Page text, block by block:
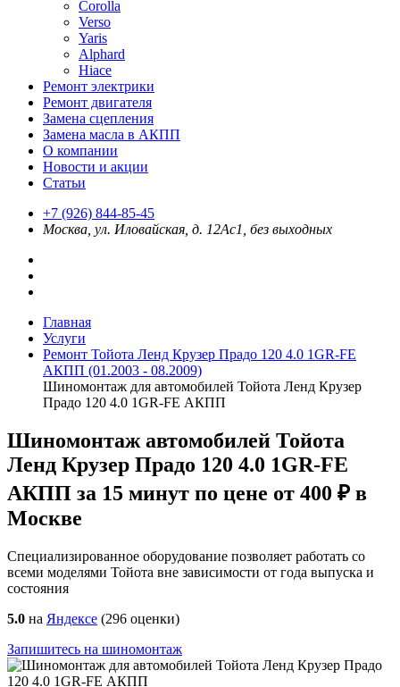
Corolla
Verso
Yaris
Alphard
Hiace
Ремонт электрики
Ремонт двигателя
Замена сцепления
Замена масла в АКПП
О компании
Новости и акции
Статьи
+7 (926) 844-85-45
Москва, ул. Иловайская, д. 12Ас1, без выходных
Главная
Услуги
Ремонт Тойота Ленд Крузер Прадо 120 4.0 1GR-FE
АКПП (01.2003 - 08.2009)
Шиномонтаж для автомобилей Тойота Ленд Крузер
Прадо 120 4.0 1GR-FE АКПП
Шиномонтаж автомобилей Тойота
Ленд Крузер Прадо 120 4.0 1GR-FE
АКПП за 15 минут по цене от 400 ₽ в
Москве
Специализированное оборудование позволяет работать со
всеми моделями Тойота вне зависимости от года выпуска и
состояния
5.0 на Яндексе (296 оценки)
Запишитесь на шиномонтаж